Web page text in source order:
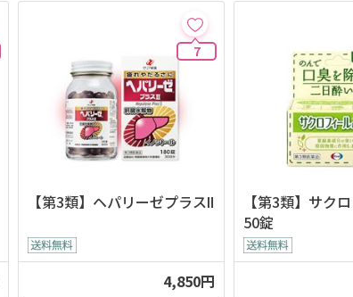
7
【第3類】ヘパリーゼプラスⅡ
4,850円
【第3類】サク
50錠